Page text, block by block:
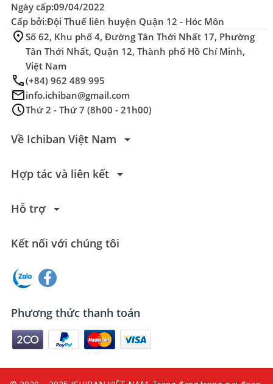
Ngày cấp:09/04/2022
Cấp bởi:Đội Thuế liên huyện Quận 12 - Hóc Môn
location_on Số 62, Khu phố 4, Đường Tân Thới Nhất 17, Phường
Tân Thới Nhất, Quận 12, Thành phố Hồ Chí Minh,
Việt Nam
phone(+84) 962 489 995
mailinfo.ichiban@gmail.com
scheduleThứ 2 - Thứ 7 (8h00 - 21h00)
Về Ichiban Việt Nam arrow_drop_down
Hợp tác và liên kết arrow_drop_down
Hỗ trợ arrow_drop_down
Kết nối với chúng tôi
Phương thức thanh toán